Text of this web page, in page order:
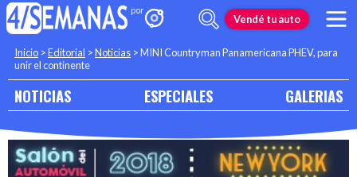
Vendé tu auto
Inicio >Editorial >Noticias >MINI Countryman Panamericana PHEV, para
unir el continente
NOTICIAS ESPECIALES GALERIAS